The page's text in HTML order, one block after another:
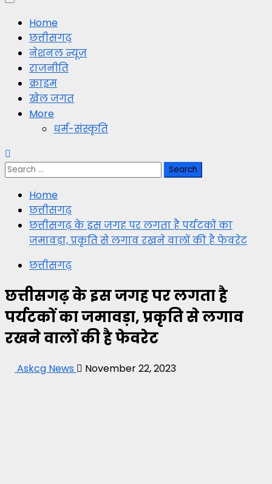
Primary
MenuHome
छत्तीसगढ़
नेशनल न्यूज़
राजनीति
क्राइम
खेल जगत
More
धर्म-संस्कृति
Search
Home
छत्तीसगढ़
छत्तीसगढ़ के इस जगह पर लगता है पर्यटकों का
जमावड़ा, प्रकृति से लगाव रखने वालों की है फेवरेट
छत्तीसगढ़
छत्तीसगढ़ के इस जगह पर लगता है
पर्यटकों का जमावड़ा, प्रकृति से लगाव
रखने वालों की है फेवरेट
Askcg News November 22, 2023